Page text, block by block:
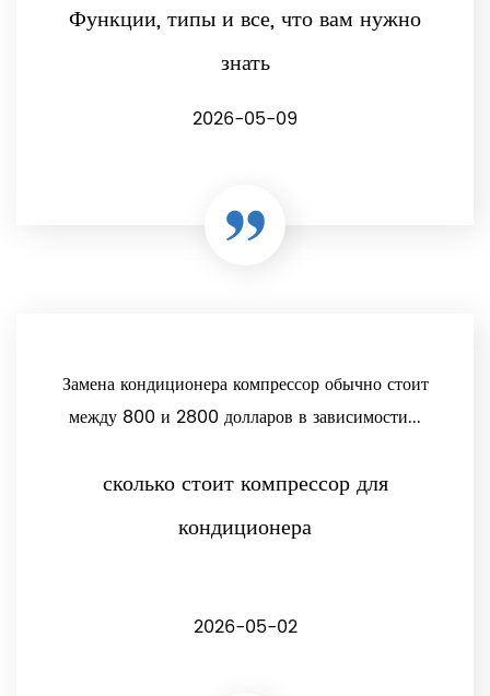
Функции, типы и все, что вам нужно
знать
2026-05-09
Замена кондиционера компрессор обычно стоит
между 800 и 2800 долларов в зависимости...
сколько стоит компрессор для
кондиционера
2026-05-02